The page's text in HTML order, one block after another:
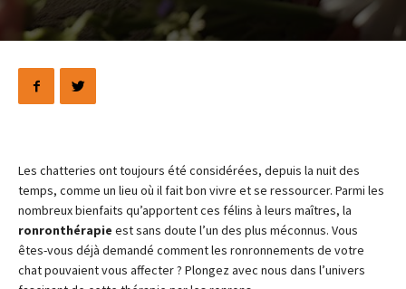
Les chatteries ont toujours été considérées, depuis la nuit des
temps, comme un lieu où il fait bon vivre et se ressourcer. Parmi les
nombreux bienfaits qu’apportent ces félins à leurs maîtres, la
ronronthérapie est sans doute l’un des plus méconnus. Vous
êtes-vous déjà demandé comment les ronronnements de votre
chat pouvaient vous affecter ? Plongez avec nous dans l’univers